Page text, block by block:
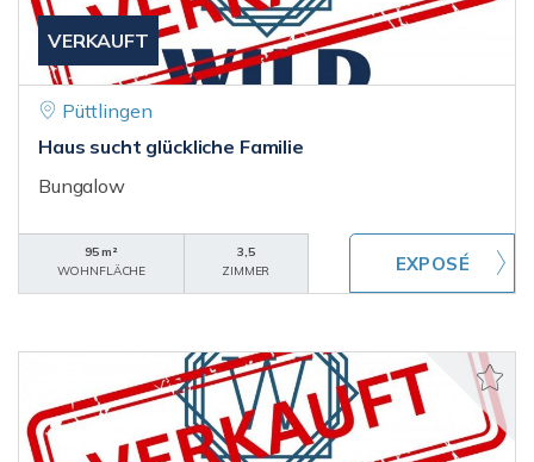
VERKAUFT
Püttlingen
Haus sucht glückliche Familie
Bungalow
95 m²
WOHNFLÄCHE
3,5
ZIMMER